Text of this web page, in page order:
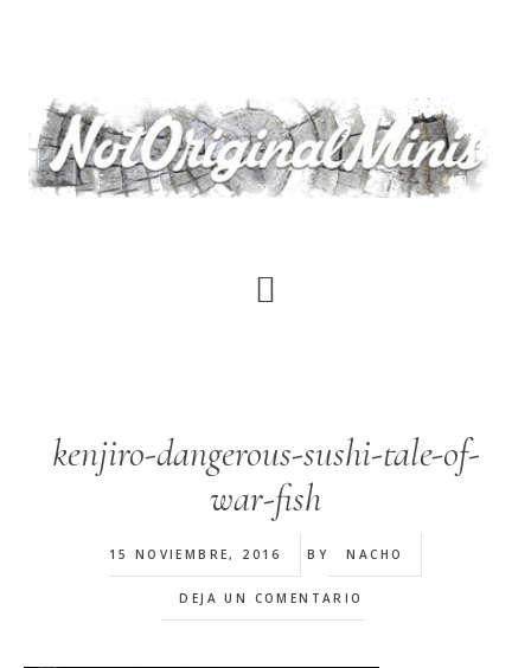
principal
kenjiro-dangerous-sushi-tale-of-
war-fish
15 NOVIEMBRE, 2016 BY NACHO
DEJA UN COMENTARIO